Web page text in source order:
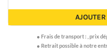
● Frais de transport : prix
● Retrait possible à notre